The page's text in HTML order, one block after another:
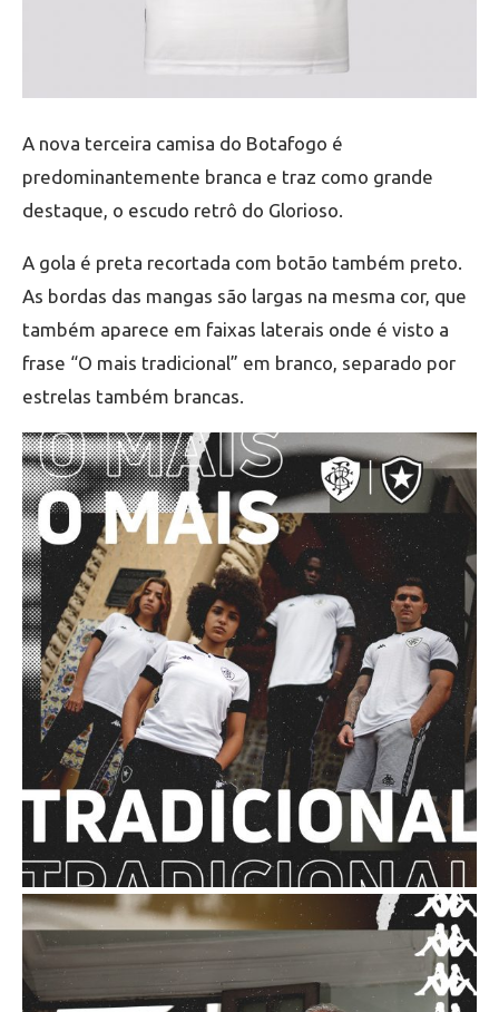
A nova terceira camisa do Botafogo é
predominantemente branca e traz como grande
destaque, o escudo retrô do Glorioso.
A gola é preta recortada com botão também preto.
As bordas das mangas são largas na mesma cor, que
também aparece em faixas laterais onde é visto a
frase “O mais tradicional” em branco, separado por
estrelas também brancas.